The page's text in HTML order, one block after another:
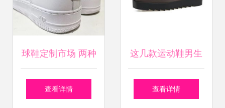
球鞋定制市场 两种
人最让人头疼，不
查看详情
这几款运动鞋男生
可以穿吗？全面指
查看详情